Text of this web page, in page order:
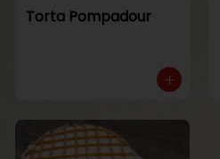
Torta Pompadour